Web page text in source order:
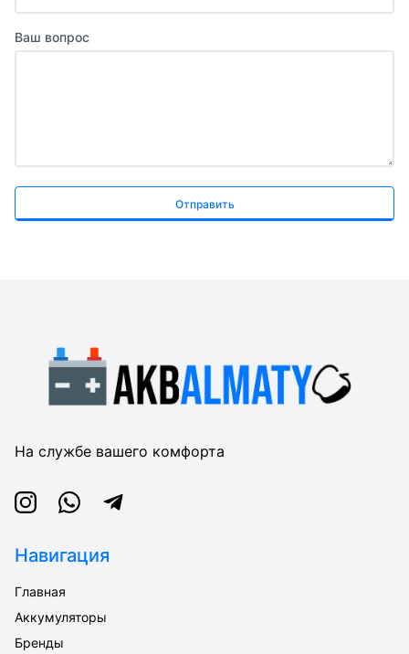
Ваш вопрос
Отправить
На службе вашего комфорта
InstagramWhatsappTelegram
Навигация
Главная
Аккумуляторы
Бренды